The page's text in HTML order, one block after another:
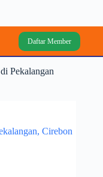
Daftar Member
Pekalangan
Cirebon